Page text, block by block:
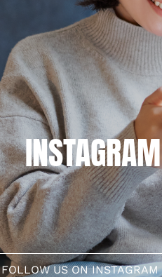
INSTAGRAM
FOLLOW US ON INSTAGRAM